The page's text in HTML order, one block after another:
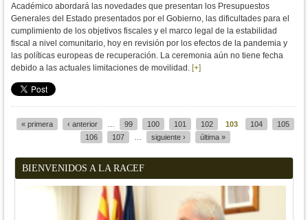
Académico abordará las novedades que presentan los Presupuestos
Generales del Estado presentados por el Gobierno, las dificultades para el
cumplimiento de los objetivos fiscales y el marco legal de la estabilidad
fiscal a nivel comunitario, hoy en revisión por los efectos de la pandemia y
las políticas europeas de recuperación. La ceremonia aún no tiene fecha
debido a las actuales limitaciones de movilidad. [+]
« primera ‹ anterior 99 100 101 102 103 104
105
106
107 siguiente › última »
BIENVENIDOS A LA RACEF